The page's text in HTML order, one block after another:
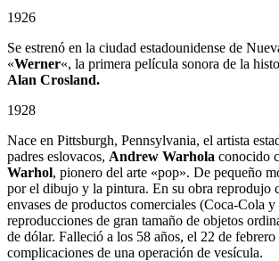
1926
Se estrenó en la ciudad estadounidense de
«Werner«, la primera película sonora de la
Alan Crosland.
1928
Nace en Pittsburgh, Pennsylvania, el artista
padres eslovacos, Andrew Warhola conocido
Warhol, pionero del arte «pop». De pequeño
por el dibujo y la pintura. En su obra reprodujo
envases de productos comerciales (Coca-Cola
reproducciones de gran tamaño de objetos
de dólar. Falleció a los 58 años, el 22 de
complicaciones de una operación de vesícula.